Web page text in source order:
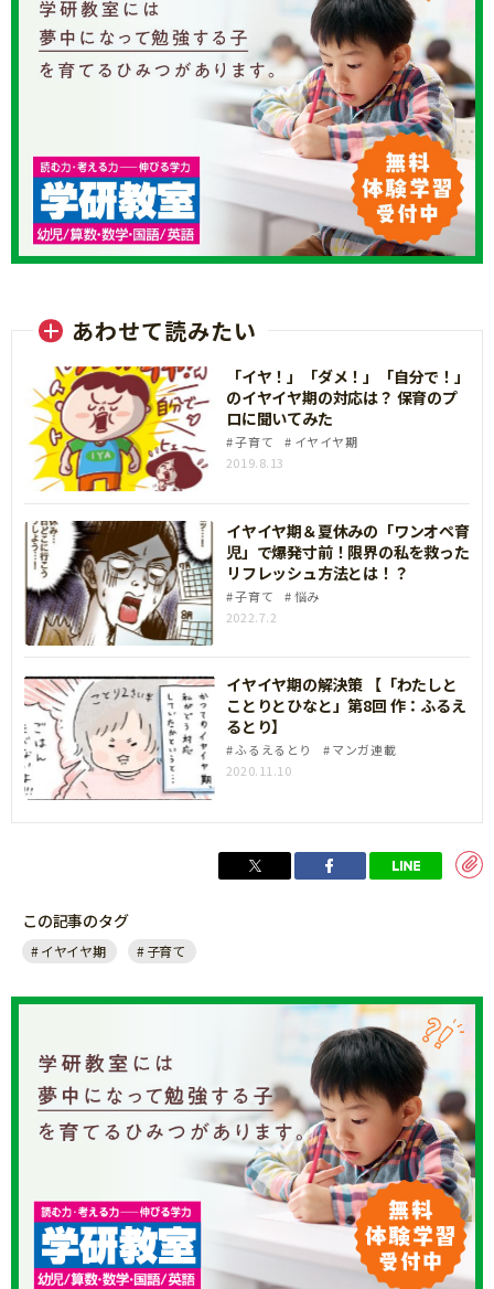
あわせて読みたい
「イヤ！」「ダメ！」「自分で！」
のイヤイヤ期の対応は？ 保育のプ
ロに聞いてみた
子育て
イヤイヤ期
2019.8.13
イヤイヤ期＆夏休みの「ワンオペ育
児」で爆発寸前！限界の私を救った
リフレッシュ方法とは！？
子育て
悩み
2022.7.2
イヤイヤ期の解決策 【「わたしと
ことりとひなと」第8回 作：ふるえ
るとり】
ふるえるとり
マンガ連載
2020.11.10
この記事のタグ
イヤイヤ期 子育て